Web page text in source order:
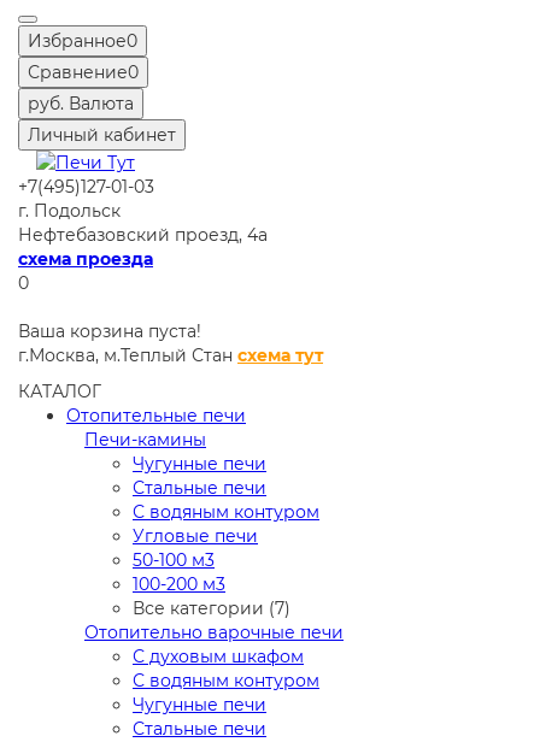
Избранное0
Сравнение0
руб. Валюта
Личный кабинет
+7(495)127-01-03
г. Подольск
Нефтебазовский проезд, 4а
схема проезда
0
Ваша корзина пуста!
г.Москва, м.Теплый Стан схема тут
КАТАЛОГ
Отопительные печи
Печи-камины
Чугунные печи
Стальные печи
С водяным контуром
Угловые печи
50-100 м3
100-200 м3
Все категории (7)
Отопительно варочные печи
С духовым шкафом
С водяным контуром
Чугунные печи
Стальные печи